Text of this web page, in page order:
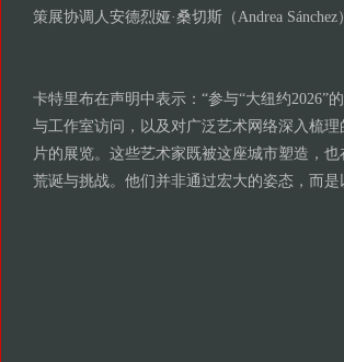
策展协调人安德烈娅·桑切斯（Andrea Sánchez
卡特里布在声明中表示：“参与“大纽约2026”
与工作室访问，以及对广泛艺术网络深入梳
片的展览。这些艺术家既被这座城市塑造，
荒诞与挑战。他们并非通过宏大的姿态，而